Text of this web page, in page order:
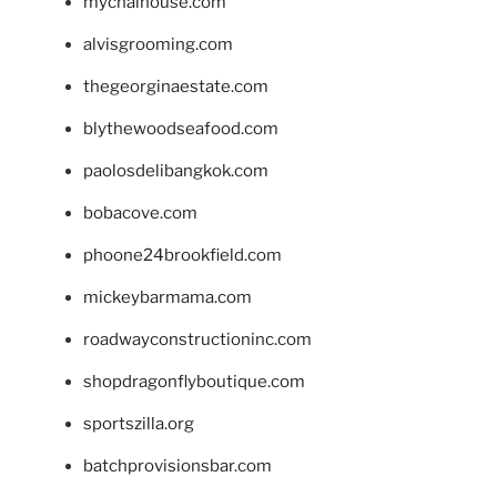
alvisgrooming.com
thegeorginaestate.com
blythewoodseafood.com
paolosdelibangkok.com
bobacove.com
phoone24brookfield.com
mickeybarmama.com
roadwayconstructioninc.com
shopdragonflyboutique.com
sportszilla.org
batchprovisionsbar.com